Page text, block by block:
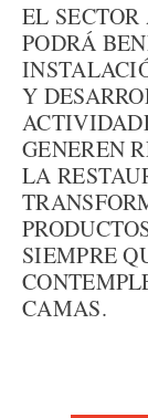
EL
PODRÁ
Y
GENEREN
LA
SIEMPRE
CAMAS.